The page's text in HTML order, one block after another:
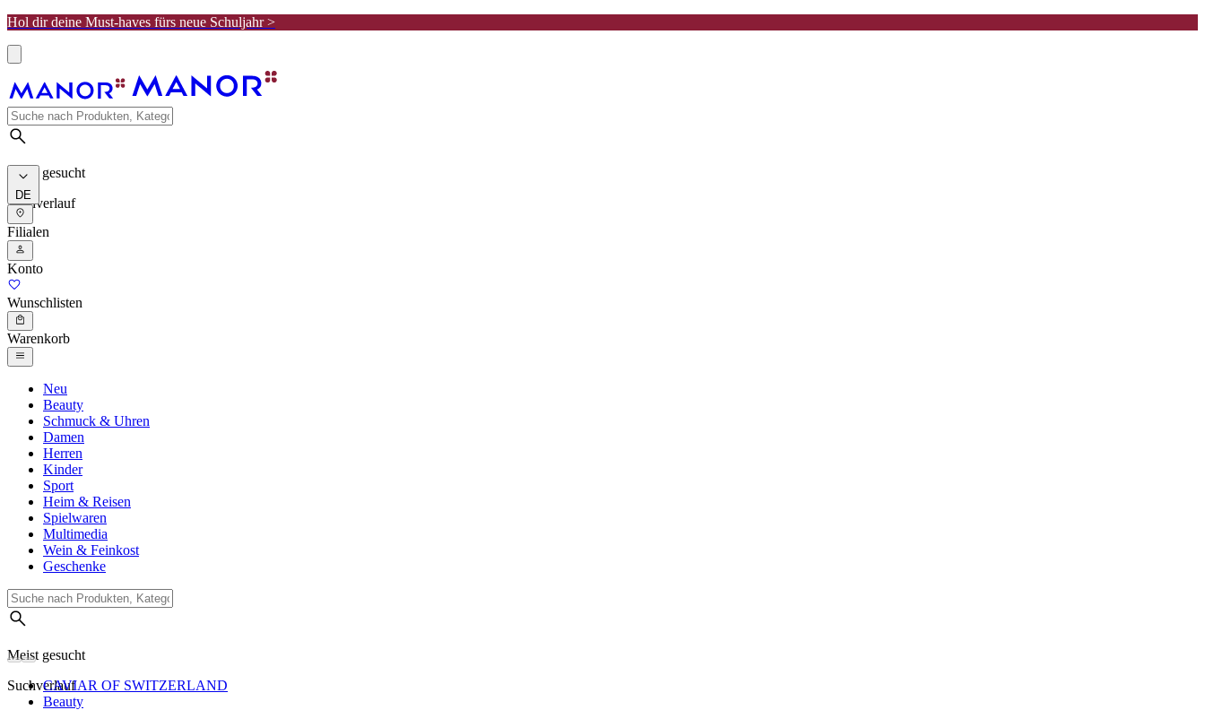
Hol dir deine Must-haves fürs neue Schuljahr >
Meist gesucht
Suchverlauf
DE
Filialen
Konto
Wunschlisten
Warenkorb
Neu
Beauty
Schmuck & Uhren
Damen
Herren
Kinder
Sport
Heim & Reisen
Spielwaren
Multimedia
Wein & Feinkost
Geschenke
Meist gesucht
SuchverlaufCAVIAR OF SWITZERLAND
Beauty